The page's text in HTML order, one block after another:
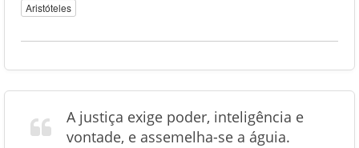
Aristóteles
A justiça exige poder, inteligência e
vontade, e assemelha-se a águia.